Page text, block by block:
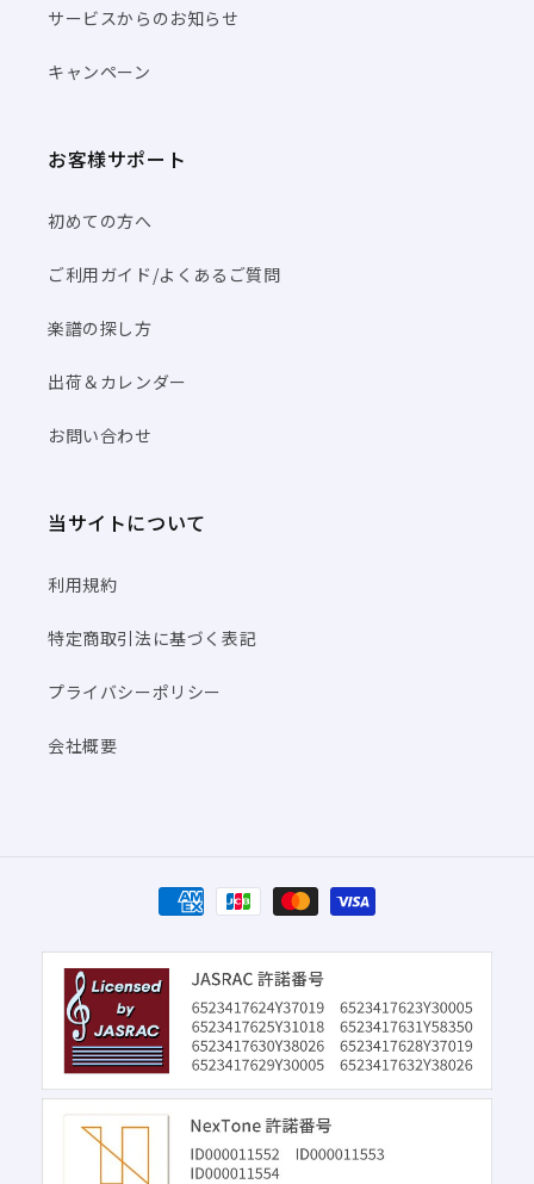
サービスからのお知らせ
キャンペーン
お客様サポート
初めての方へ
ご利用ガイド/よくあるご質問
楽譜の探し方
出荷＆カレンダー
お問い合わせ
当サイトについて
利用規約
特定商取引法に基づく表記
プライバシーポリシー
会社概要
決
済
方
法